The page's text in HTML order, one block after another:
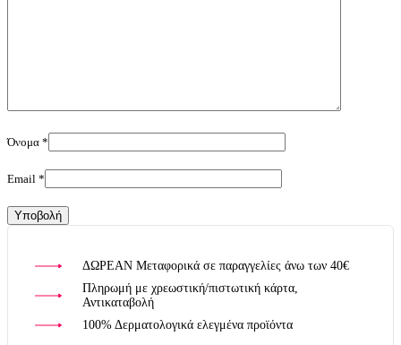
Όνομα *
Email *
ΔΩΡΕΑΝ Μεταφορικά σε παραγγελίες άνω των 40€
Πληρωμή με χρεωστική/πιστωτική κάρτα,
Αντικαταβολή
100% Δερματολογικά ελεγμένα προϊόντα